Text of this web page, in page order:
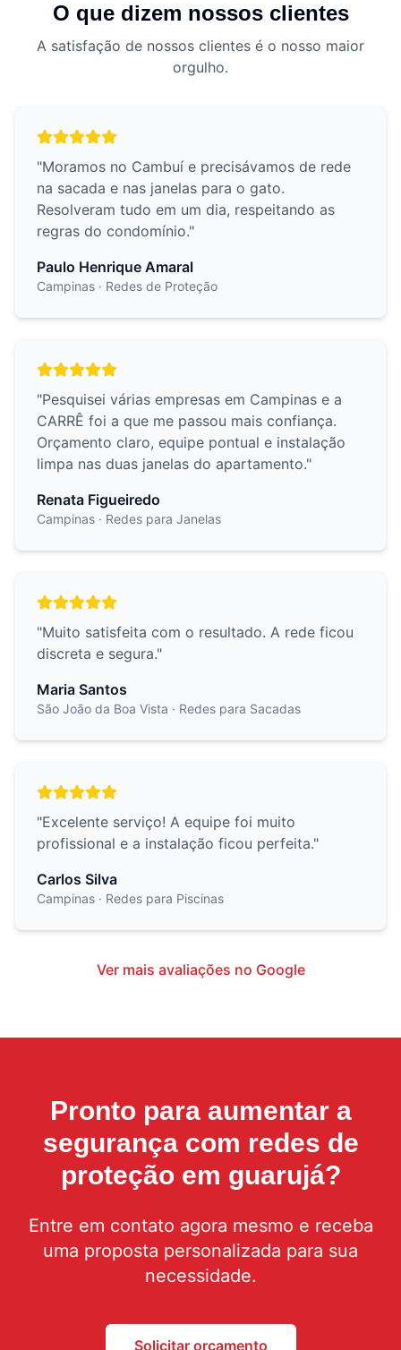
O que dizem nossos clientes
A satisfação de nossos clientes é o nosso maior
orgulho.
"Moramos no Cambuí e precisávamos de rede
na sacada e nas janelas para o gato.
Resolveram tudo em um dia, respeitando as
regras do condomínio."
Paulo Henrique Amaral
Campinas · Redes de Proteção
"Pesquisei várias empresas em Campinas e a
CARRÊ foi a que me passou mais confiança.
Orçamento claro, equipe pontual e instalação
limpa nas duas janelas do apartamento."
Renata Figueiredo
Campinas · Redes para Janelas
"Muito satisfeita com o resultado. A rede ficou
discreta e segura."
Maria Santos
São João da Boa Vista · Redes para Sacadas
"Excelente serviço! A equipe foi muito
profissional e a instalação ficou perfeita."
Carlos Silva
Campinas · Redes para Piscinas
Ver mais avaliações no Google
Pronto para aumentar a
segurança com redes de
proteção em guarujá?
Entre em contato agora mesmo e receba
uma proposta personalizada para sua
necessidade.
Solicitar orçamento